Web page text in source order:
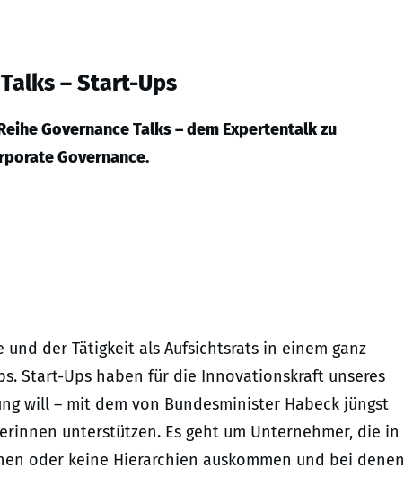
Talks – Start-Ups
Governance Talks – dem Expertentalk zu
Governance.
der Tätigkeit als Aufsichtsrats in einem ganz
Start-Ups haben für die Innovationskraft unseres
will – mit dem von Bundesminister Habeck jüngst
unterstützen. Es geht um Unternehmer, die in
oder keine Hierarchien auskommen und bei denen